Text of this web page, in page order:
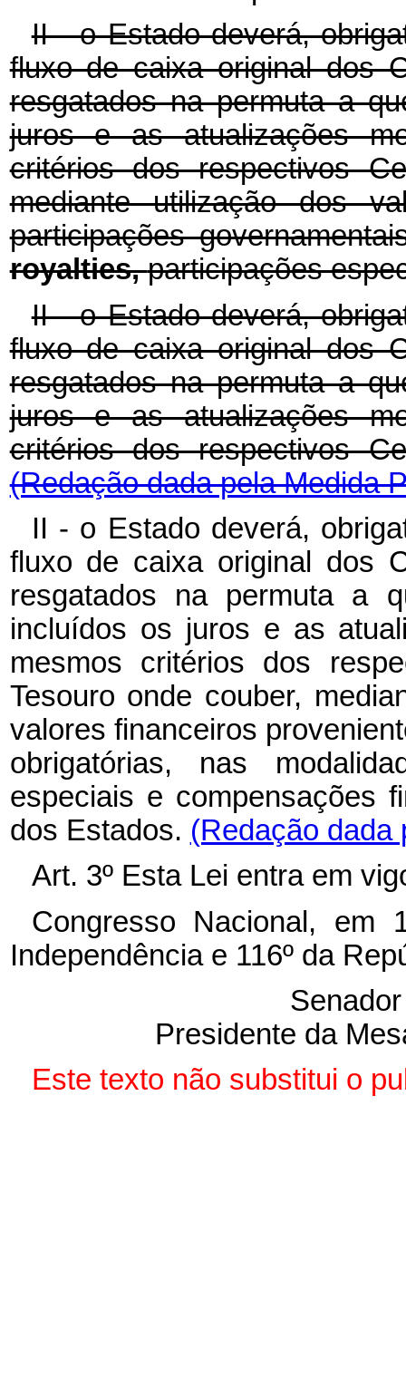
II - o Estado deverá,
fluxo de caixa original dos
resgatados na permuta a
juros e as atualizações
critérios dos respectivos
mediante utilização dos
participações
royalties,participações
II - o Estado deverá,
fluxo de caixa original dos
resgatados na permuta a
juros e as atualizações
critérios dos respectivos
(Redação dada pela Medida
II - o Estado deverá,
fluxo de caixa original dos
resgatados na permuta a
incluídos os juros e as
mesmos critérios dos
Tesouro onde couber,
valores financeiros
obrigatórias, nas
especiais e compensações
dos Estados. (Redação dada
Art. 3º Esta Lei entra em
Congresso Nacional, em
Independência e 116º da
Presidente da
Este texto não substitui o